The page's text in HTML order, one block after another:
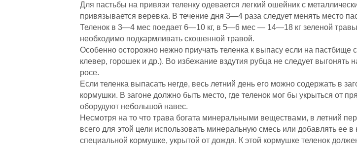
Для пастьбы на привязи теленку одевается легкий ошейник с
привязывается веревка. В течение дня 3—4 раза следует менять место
Теленок в 3—4 мес поедает 6—10 кг, в 5—6 мес — 14—18 кг зеленой травы
необходимо подкармливать скошенной травой.
Особенно осторожно нежно приучать теленка к выпасу если на
клевер, горошек и др.). Во избежание вздутия рубца не следует выгонять
росе.
Если теленка выпасать негде, весь летний день его можно содержать в
кормушки. В загоне должно быть место, где теленок мог бы укрыться от
оборудуют небольшой навес.
Несмотря на то что трава богата минеральными веществами, в летний
всего для этой цели использовать минеральную смесь или добавлять ее
специальной кормушке, укрытой от дождя. К этой кормушке теленок